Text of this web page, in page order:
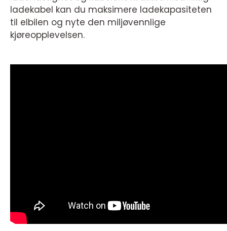
ladekabel kan du maksimere ladekapasiteten
til elbilen og nyte den miljøvennlige
kjøreopplevelsen.